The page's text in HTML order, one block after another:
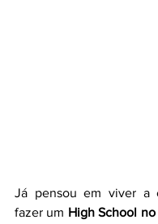
Já pensou em viver a
fazer um High School no